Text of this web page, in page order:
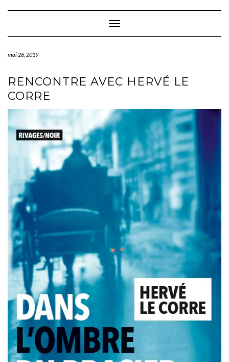
Toggle Navigation
mai 26, 2019
RENCONTRE AVEC HERVÉ LE
CORRE